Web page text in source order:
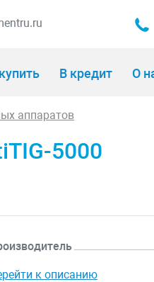
В кредит О
аппаратов
5000
к описанию